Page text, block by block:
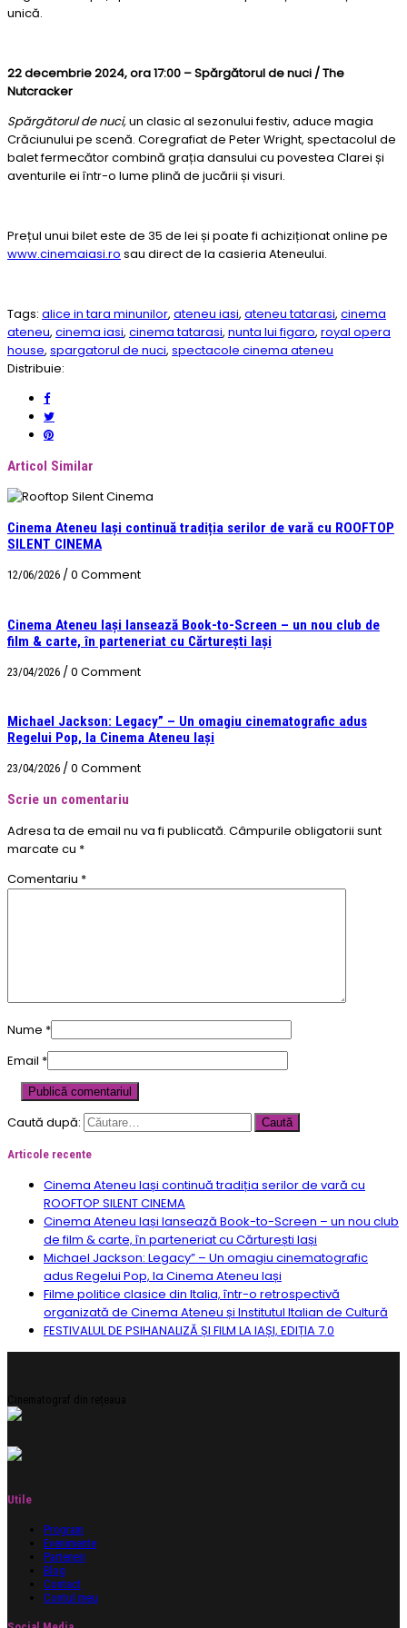
unică.
22 decembrie 2024, ora 17:00 – Spărgătorul de nuci / The
Nutcracker
Spărgătorul de nuci,un clasic al sezonului festiv, aduce magia
Crăciunului pe scenă. Coregrafiat de Peter Wright, spectacolul de
balet fermecător combină grația dansului cu povestea Clarei și
aventurile ei într-o lume plină de jucării și visuri.
Prețul unui bilet este de 35 de lei și poate fi achiziționat online pe
www.cinemaiasi.ro sau direct de la casieria Ateneului.
Tags: alice in tara minunilor, ateneu iasi, ateneu tatarasi, cinema
ateneu, cinema iasi, cinema tatarasi, nunta lui figaro, royal opera
house, spargatorul de nuci, spectacole cinema ateneu
Distribuie:
Articol Similar
Cinema Ateneu Iași continuă tradiția serilor de vară cu ROOFTOP
SILENT CINEMA
12/06/2026 / 0 Comment
Cinema Ateneu Iași lansează Book-to-Screen – un nou club de
film & carte, în parteneriat cu Cărturești Iași
23/04/2026 /0 Comment
Michael Jackson: Legacy” – Un omagiu cinematografic adus
Regelui Pop, la Cinema Ateneu Iași
23/04/2026 / 0 Comment
Scrie un comentariu
Adresa ta de email nu va fi publicată. Câmpurile obligatorii sunt
marcate cu *
Comentariu *
Nume *
Email *
Caută după:
Articole recente
Cinema Ateneu Iași continuă tradiția serilor de vară cu
ROOFTOP SILENT CINEMA
Cinema Ateneu Iași lansează Book-to-Screen – un nou club
de film & carte, în parteneriat cu Cărturești Iași
Michael Jackson: Legacy” – Un omagiu cinematografic
adus Regelui Pop, la Cinema Ateneu Iași
Filme politice clasice din Italia, într-o retrospectivă
organizată de Cinema Ateneu și Institutul Italian de Cultură
FESTIVALUL DE PSIHANALIZĂ ȘI FILM LA IAȘI, EDIȚIA 7.0
Cinematograf din rețeaua
Utile
Program
Evenimente
Parteneri
Blog
Contact
Contul meu